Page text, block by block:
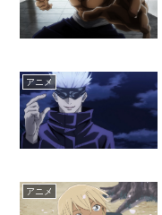
アニメ
アニメ